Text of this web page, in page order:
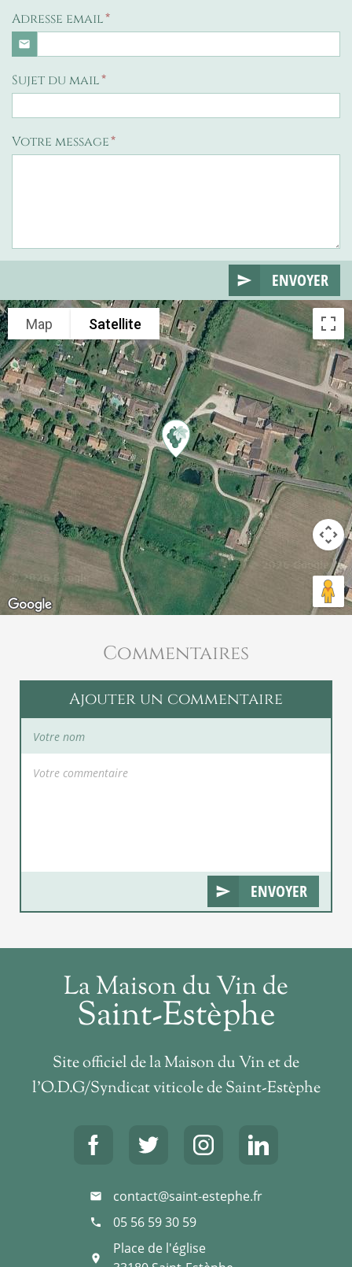
Adresse email
email
Sujet du mail
Votre message
ENVOYER
Map Satellite
Commentaires
Ajouter un commentaire
ENVOYER
mail contact@saint-estephe.fr
phone 05 56 59 30 59
place
Place de l'église
La Maison du Vin de
Saint-Estèphe
Site officiel de la Maison du Vin et de
l’O.D.G/Syndicat viticole de Saint-Estèphe